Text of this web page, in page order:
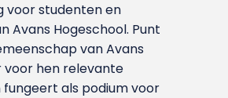
voor studenten en
Avans Hoge­school. Punt
van Avans
voor hen relevante
als podium voor